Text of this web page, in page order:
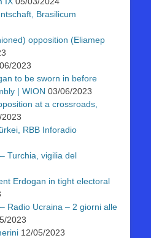
Brasilicum
opposition (Eliamep
2023
to be sworn in before
| WION 03/06/2023
at a crossroads,
RBB Inforadio
Turchia, vigilia del
Erdogan in tight electoral
Radio Ucraina – 2 giorni alle
2023
12/05/2023